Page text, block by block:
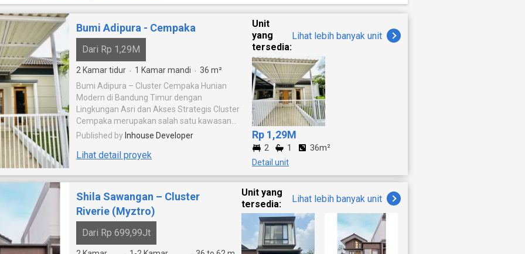
Bumi Adipura - Cempaka
Dari Rp 1,29M
2 Kamar tidur · 1 Kamar mandi · 36 m²
Bumi Adipura – Cluster Cempaka Hunian
Modern di Bandung Timur dengan
Lingkungan Asri dan Akses Strategis Cluster
Cempaka merupakan salah satu kawasan
hunian unggulan di Bumi Adipura, sebuah
Gedebage, Bandung Timur. Mengusung
memenuhi kebutuhan keluarga masa kini
dengan menghadirkan lingkungan yang hijau,
tertata, serta didukung akses yang mudah
Bandung. Sebagai bagian dari kawasan Bumi
Adipura yang telah dikembangkan sejak
Published by Inhouse Developer
Lihat detail proyek
Unit
yang
tersedia:
Lihat lebih banyak unit
Rp 1,29M
2 1 36m²
Detail unit
Shila Sawangan – Cluster
Riverie (Myztro)
Dari Rp 699,99Jt
Unit yang
tersedia:
Lihat lebih banyak unit